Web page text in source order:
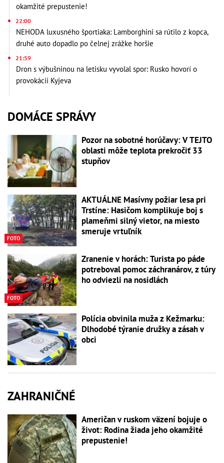
okamžité prepustenie!
22:00
NEHODA luxusného športiaka: Lamborghini sa rútilo z kopca,
druhé auto dopadlo po čelnej zrážke horšie
21:59
Dron s výbušninou na letisku vyvolal spor: Rusko hovorí o
provokácii Kyjeva
DOMÁCE SPRÁVY
Pozor na sobotné horúčavy: V TEJTO
oblasti môže teplota prekročiť 33
stupňov
FOTO
AKTUÁLNE Masívny požiar lesa pri
Trstíne: Hasičom komplikuje boj s
plameňmi silný vietor, na miesto
smeruje vrtuľník
FOTO
Zranenie v horách: Turista po páde
potreboval pomoc záchranárov, z túry
ho odviezli na nosidlách
Polícia obvinila muža z Kežmarku:
Dlhodobé týranie družky a zásah v
obci
ZAHRANIČNÉ
Američan v ruskom väzení bojuje o
život: Rodina žiada jeho okamžité
prepustenie!